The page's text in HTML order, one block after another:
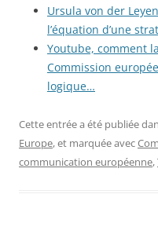
Ursula von der
l’équation d’une
Youtube, comment
Commission
logique…
Cette entrée a été publiée
Europe, et marquée avec
communication européenne,